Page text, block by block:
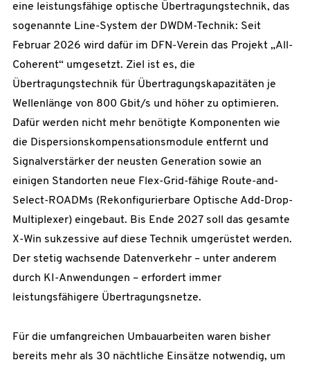
eine leistungsfähige optische Übertragungstechnik, das
sogenannte Line-System der DWDM-Technik: Seit
Februar 2026 wird dafür im DFN-Verein das Projekt „All-
Coherent“ umgesetzt. Ziel ist es, die
Übertragungstechnik für Übertragungskapazitäten je
Wellenlänge von 800 Gbit/s und höher zu optimieren.
Dafür werden nicht mehr benötigte Komponenten wie
die Dispersionskompensationsmodule entfernt und
Signalverstärker der neusten Generation sowie an
einigen Standorten neue Flex-Grid-fähige Route-and-
Select-ROADMs (Rekonfigurierbare Optische Add-Drop-
Multiplexer) eingebaut. Bis Ende 2027 soll das gesamte
X-Win sukzessive auf diese Technik umgerüstet werden.
Der stetig wachsende Datenverkehr – unter anderem
durch KI-Anwendungen – erfordert immer
leistungsfähigere Übertragungsnetze.
Für die umfangreichen Umbauarbeiten waren bisher
bereits mehr als 30 nächtliche Einsätze notwendig, um